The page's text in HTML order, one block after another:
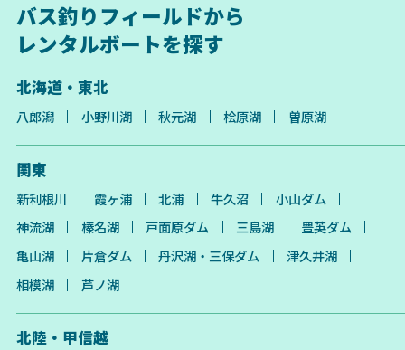
バス釣りフィールドから
レンタルボートを探す
北海道・東北
八郎潟 小野川湖 秋元湖 桧原湖 曽原湖
関東
新利根川 霞ヶ浦 北浦 牛久沼
小山ダム
神流湖
榛名湖 戸面原ダム 三島湖
豊英ダム
亀山湖
片倉ダム 丹沢湖・三保ダム
津久井湖
相模湖
芦ノ湖
北陸・甲信越